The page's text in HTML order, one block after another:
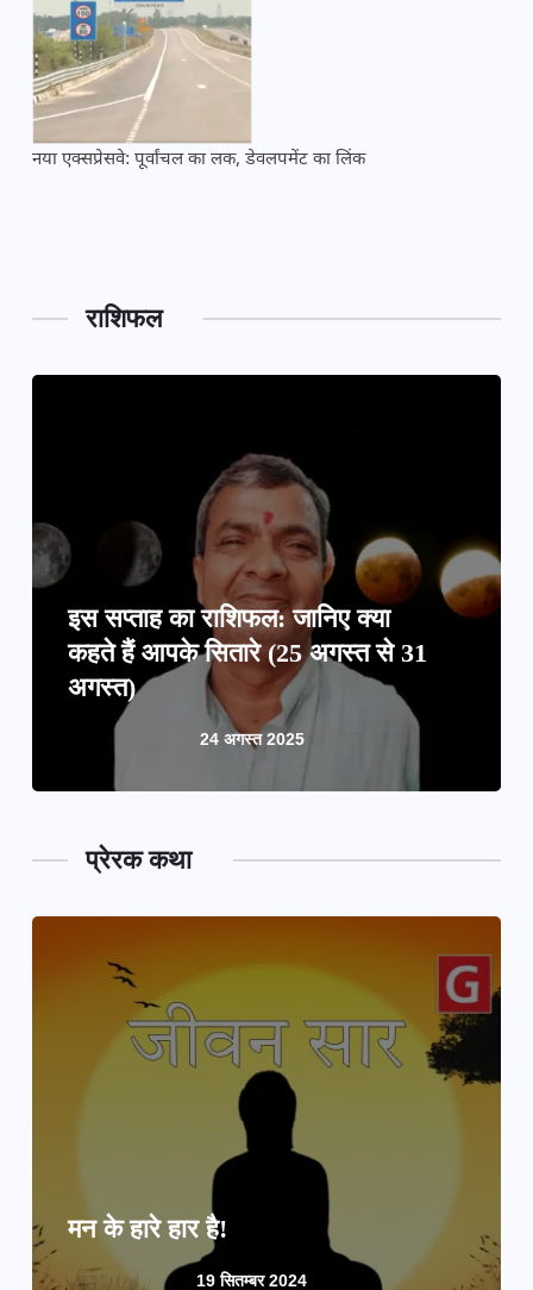
नया एक्सप्रेसवे: पूर्वांचल का लक, डेवलपमेंट का लिंक
राशिफल
इस सप्ताह का राशिफल: जानिए क्या
कहते हैं आपके सितारे (25 अगस्त से 31
अगस्त)
24 अगस्त 2025
प्रेरक कथा
मन के हारे हार है!
19 सितम्बर 2024